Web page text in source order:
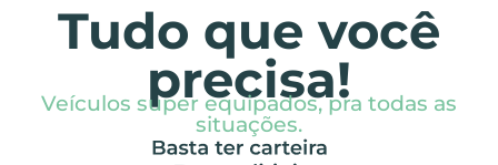
Tudo que você
precisa!
Veículos super equipados, pra todas as
situações.